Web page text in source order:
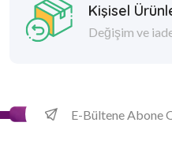
Kişisel
Değişim ve